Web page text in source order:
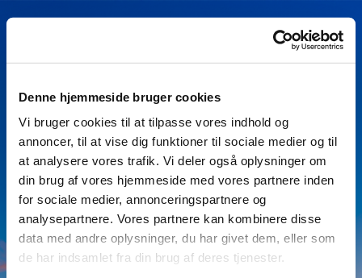
Denne hjemmeside bruger cookies
Vi bruger cookies til at tilpasse vores indhold og
annoncer, til at vise dig funktioner til sociale medier og til
at analysere vores trafik. Vi deler også oplysninger om
din brug af vores hjemmeside med vores partnere inden
for sociale medier, annonceringspartnere og
analysepartnere. Vores partnere kan kombinere disse
data med andre oplysninger, du har givet dem, eller som
de har indsamlet fra din brug af deres tjenester.
Oops!
We can't seem
to find the page
you're looking
for.